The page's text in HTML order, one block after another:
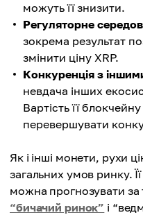
можуть її знизити.
Регуляторне
зокрема результат
змінити ціну XRP.
Конкуренція з
невдача інших
Вартість її
перевершувати
Як і інші монети, рухи
загальних умов ринку.
можна прогнозувати
“бичачий ринок” і